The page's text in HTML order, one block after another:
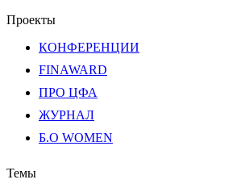
Проекты
КОНФЕРЕНЦИИ
FINAWARD
ПРО ЦФА
ЖУРНАЛ
Б.О WOMEN
Темы